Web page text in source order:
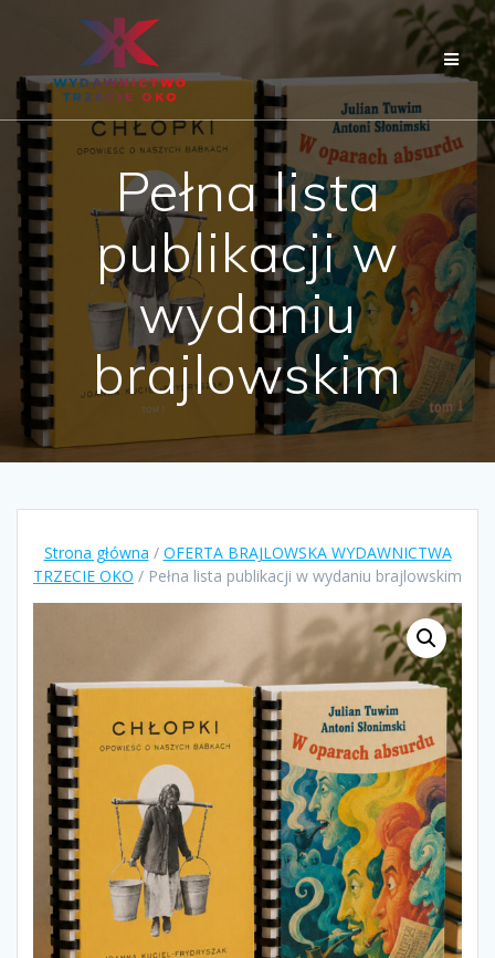
Pełna lista
publikacji w
wydaniu
brajlowskim
Strona główna / OFERTA BRAJLOWSKA WYDAWNICTWA
TRZECIE OKO / Pełna lista publikacji w wydaniu brajlowskim